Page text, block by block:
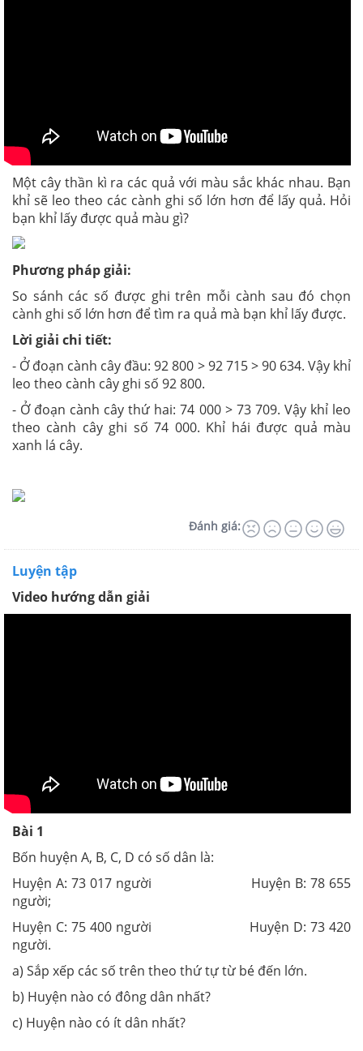
Một cây thần kì ra các quả với màu sắc khác nhau. Bạn
khỉ sẽ leo theo các cành ghi số lớn hơn để lấy quả. Hỏi
bạn khỉ lấy được quả màu gì?
Phương pháp giải:
So sánh các số được ghi trên mỗi cành sau đó chọn
cành ghi số lớn hơn để tìm ra quả mà bạn khỉ lấy được.
Lời giải chi tiết:
- Ở đoạn cành cây đầu: 92 800 > 92 715 > 90 634. Vậy khỉ
leo theo cành cây ghi số 92 800.
- Ở đoạn cành cây thứ hai: 74 000 > 73 709. Vậy khỉ leo
theo cành cây ghi số 74 000. Khỉ hái được quả màu
xanh lá cây.
Đánh giá:
Luyện tập
Video hướng dẫn giải
Bài 1
Bốn huyện A, B, C, D có số dân là:
Huyện A: 73 017 người Huyện B: 78 655
người;
Huyện C: 75 400 người Huyện D: 73 420
người.
a) Sắp xếp các số trên theo thứ tự từ bé đến lớn.
b) Huyện nào có đông dân nhất?
c) Huyện nào có ít dân nhất?